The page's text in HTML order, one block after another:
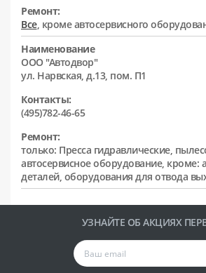
Ремонт:
Все, кроме автосервисного
Наименование
ООО "Автодвор"
ул. Нарвская, д.13, пом. П1
Контакты:
(495)782-46-65
Ремонт:
только: Пресса гидравлические,
автосервисное оборудование, кроме:
деталей, оборудования для отвода
УЗНАЙТЕ ОБ АКЦИЯХ